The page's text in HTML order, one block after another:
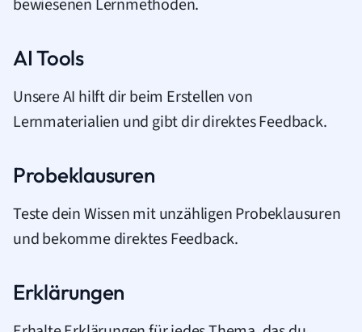
bewiesenen Lernmethoden.
AI Tools
Unsere AI hilft dir beim Erstellen von
Lernmaterialien und gibt dir direktes Feedback.
Probeklausuren
Teste dein Wissen mit unzähligen Probeklausuren
und bekomme direktes Feedback.
Erklärungen